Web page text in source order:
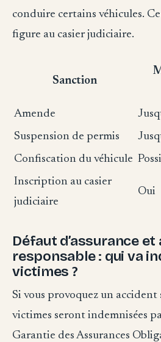
conduire certains véhicules.
figure au casier judiciaire.
Sanction
Amende
Suspension de permis
Confiscation du véhicule
Inscription au casier
judiciaire
Oui
Défaut d’assurance
responsable : qui va
victimes ?
Si vous provoquez un accident
victimes seront indemnisées
Garantie des Assurances